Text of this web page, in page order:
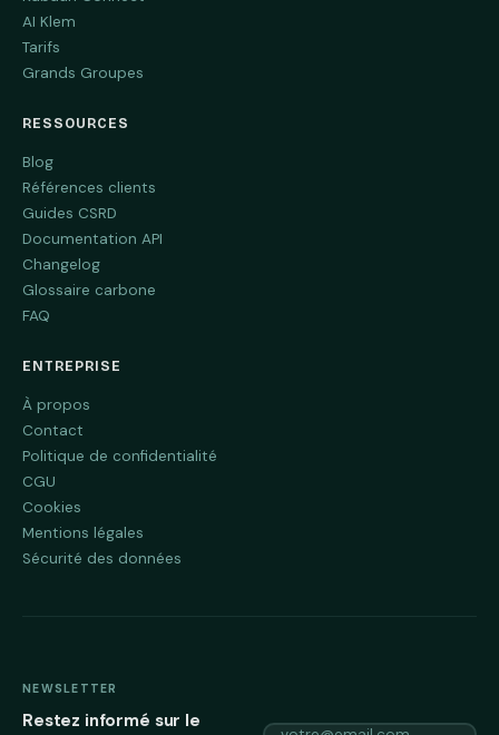
AI Klem
Tarifs
Grands Groupes
RESSOURCES
Blog
Références clients
Guides CSRD
Documentation API
Changelog
Glossaire carbone
FAQ
ENTREPRISE
À propos
Contact
Politique de confidentialité
CGU
Cookies
Mentions légales
Sécurité des données
NEWSLETTER
Restez informé sur le